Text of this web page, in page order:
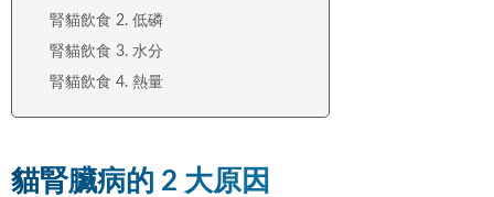
腎貓飲食 2. 低磷
腎貓飲食 3. 水分
腎貓飲食 4. 熱量
貓腎臟病的 2 大原因